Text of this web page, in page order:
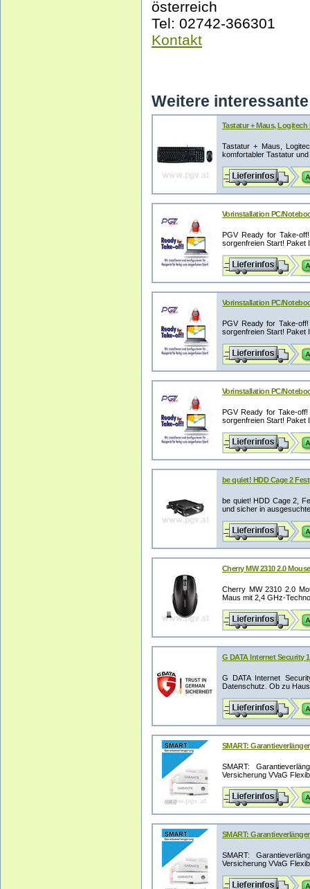
österreich
Tel: 02742-366301
Kontakt
Weitere
Tastatur + Maus,
Tastatur + Maus,
komfortabler Tastatur
Vorinstallation PC/
PGV Ready for Take-
sorgenfreien Start! Paket
Vorinstallation PC/
PGV Ready for Take-
sorgenfreien Start! Paket
Vorinstallation PC/
PGV Ready for Take-
sorgenfreien Start! Paket
be quiet! HDD Cage 2
be quiet! HDD Cage 2,
und sicher in
Cherry MW 2310 2.0
Cherry MW 2310 2.0
Maus mit 2,4 GHz-
G DATA Internet Security
G DATA Internet
Datenschutz. Ob zu
SMART:
SMART:
Versicherung VVaG
SMART:
SMART:
Versicherung VVaG